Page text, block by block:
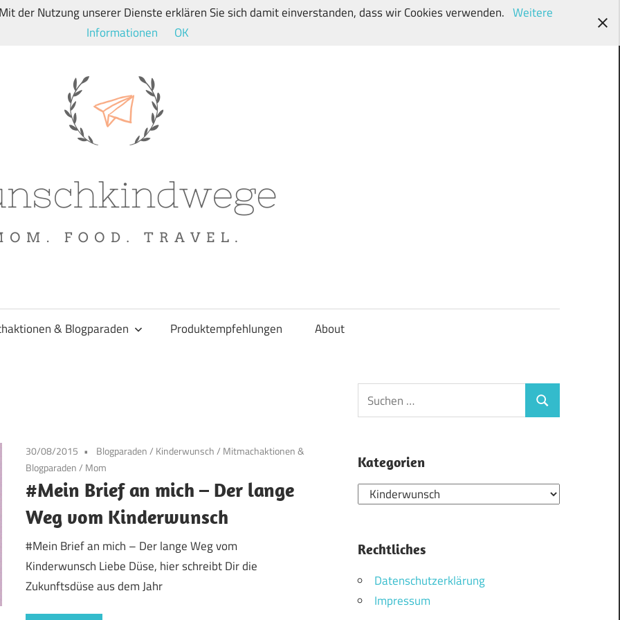
& Blogparaden Produktempfehlungen About
30/08/2015 Blogparaden/ Kinderwunsch/ Mitmachaktionen &
Blogparaden/ Mom
#Mein Brief an mich – Der lange
Weg vom Kinderwunsch
#Mein Brief an mich – Der lange Weg vom
Kinderwunsch Liebe Düse, hier schreibt Dir die
Zukunftsdüse aus dem Jahr
Suchen
nach:
Suchen
Kategorien
Kategorien
Rechtliches
Datenschutzerklärung
Impressum
der Nutzung unserer Dienste erklären Sie sich damit einverstanden, dass wir Cookies verwenden. Weitere
Informationen
OK